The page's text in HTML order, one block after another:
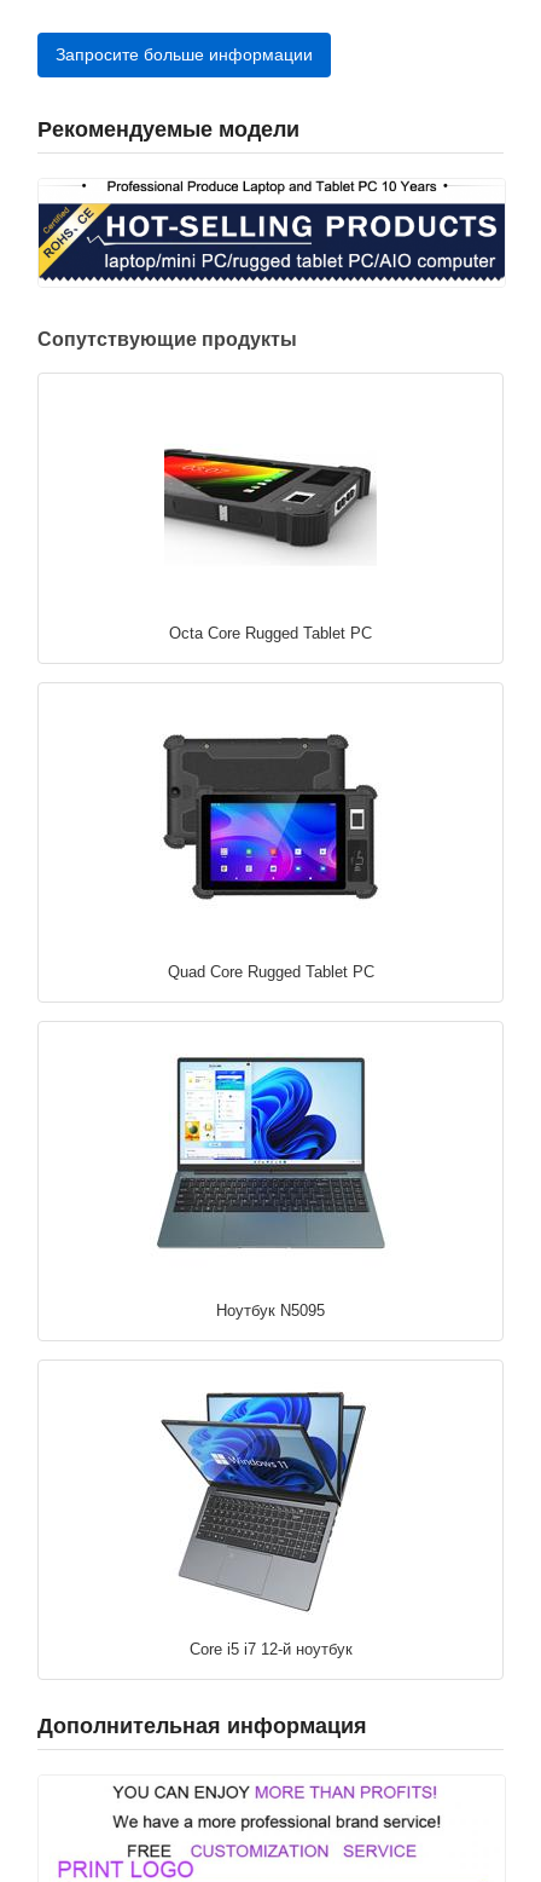
Запросите больше информации
Рекомендуемые модели
Сопутствующие продукты
Octa Core Rugged Tablet PC
Quad Core Rugged Tablet PC
Ноутбук N5095
Core i5 i7 12-й ноутбук
Дополнительная информация